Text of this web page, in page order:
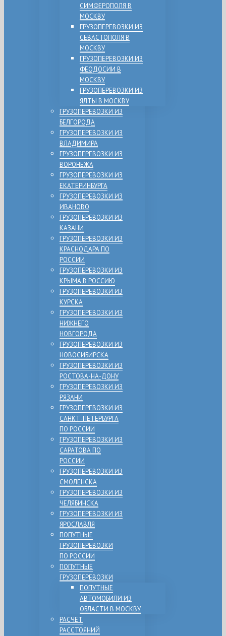
СИМФЕРОПОЛЯ В
МОСКВУ
ГРУЗОПЕРЕВОЗКИ ИЗ
СЕВАСТОПОЛЯ В
МОСКВУ
ГРУЗОПЕРЕВОЗКИ ИЗ
ФЕОДОСИИ В
МОСКВУ
ГРУЗОПЕРЕВОЗКИ ИЗ
ЯЛТЫ В МОСКВУ
ГРУЗОПЕРЕВОЗКИ ИЗ
БЕЛГОРОДА
ГРУЗОПЕРЕВОЗКИ ИЗ
ВЛАДИМИРА
ГРУЗОПЕРЕВОЗКИ ИЗ
ВОРОНЕЖА
ГРУЗОПЕРЕВОЗКИ ИЗ
ЕКАТЕРИНБУРГА
ГРУЗОПЕРЕВОЗКИ ИЗ
ИВАНОВО
ГРУЗОПЕРЕВОЗКИ ИЗ
КАЗАНИ
ГРУЗОПЕРЕВОЗКИ ИЗ
КРАСНОДАРА ПО
РОССИИ
ГРУЗОПЕРЕВОЗКИ ИЗ
КРЫМА В РОССИЮ
ГРУЗОПЕРЕВОЗКИ ИЗ
КУРСКА
ГРУЗОПЕРЕВОЗКИ ИЗ
НИЖНЕГО
НОВГОРОДА
ГРУЗОПЕРЕВОЗКИ ИЗ
НОВОСИБИРСКА
ГРУЗОПЕРЕВОЗКИ ИЗ
РОСТОВА-НА-ДОНУ
ГРУЗОПЕРЕВОЗКИ ИЗ
РЯЗАНИ
ГРУЗОПЕРЕВОЗКИ ИЗ
САНКТ-ПЕТЕРБУРГА
ПО РОССИИ
ГРУЗОПЕРЕВОЗКИ ИЗ
САРАТОВА ПО
РОССИИ
ГРУЗОПЕРЕВОЗКИ ИЗ
СМОЛЕНСКА
ГРУЗОПЕРЕВОЗКИ ИЗ
ЧЕЛЯБИНСКА
ГРУЗОПЕРЕВОЗКИ ИЗ
ЯРОСЛАВЛЯ
ПОПУТНЫЕ
ГРУЗОПЕРЕВОЗКИ
ПО РОССИИ
ПОПУТНЫЕ
ГРУЗОПЕРЕВОЗКИ
ПОПУТНЫЕ
АВТОМОБИЛИ ИЗ
ОБЛАСТИ В МОСКВУ
РАСЧЕТ
РАССТОЯНИЙ